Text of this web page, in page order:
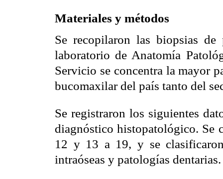
Materiales y métodos
Se recopilaron las biopsias
laboratorio de Anatomía
Servicio se concentra la mayor
bucomaxilar del país tanto del
Se registraron los siguientes
diagnóstico histopatológico. Se
12 y 13 a 19, y se clasificaron
intraóseas y patologías dentarias.